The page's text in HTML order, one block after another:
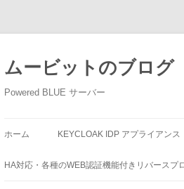
ムービットのブログ
Powered BLUE サーバー
ホーム KEYCLOAK IDP アプライアンス
HA対応・各種のWEB認証機能付きリバースプ